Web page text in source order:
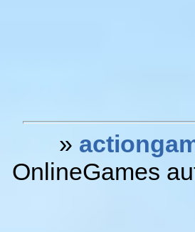
»
OnlineGames